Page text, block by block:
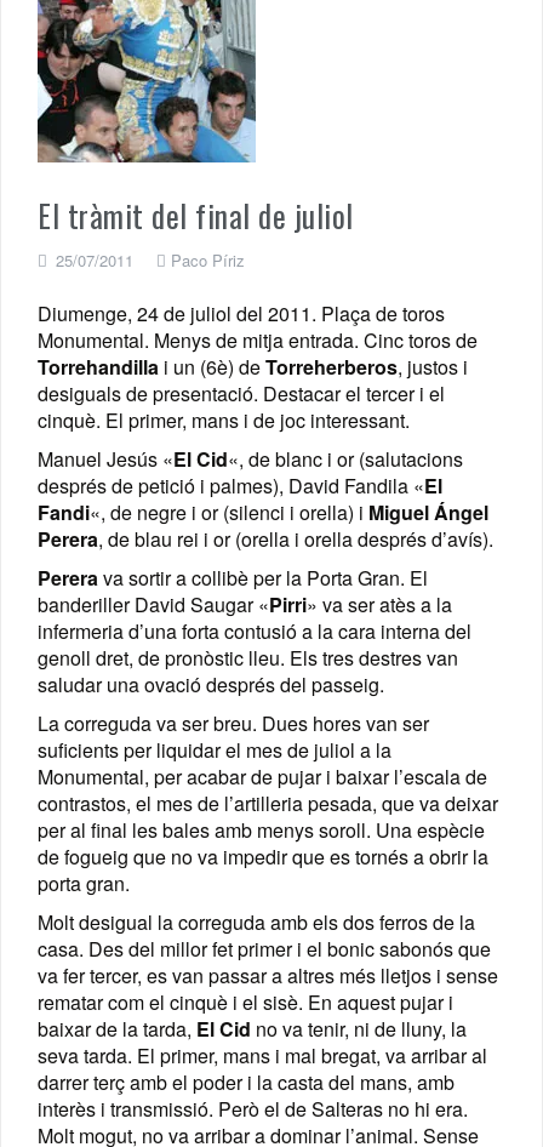
El tràmit del final de juliol
25/07/2011 Paco Píriz
Diumenge, 24 de juliol del 2011. Plaça de toros
Monumental. Menys de mitja entrada. Cinc toros de
Torrehandilla i un (6è) deTorreherberos, justos i
desiguals de presentació. Destacar el tercer i el
cinquè. El primer, mans i de joc interessant.
Manuel Jesús «El Cid«, de blanc i or (salutacions
després de petició i palmes), David Fandila «El
Fandi«, de negre i or (silenci i orella) i Miguel Ángel
Perera, de blau rei i or (orella i orella després d’avís).
Pererava sortir a collibè per la Porta Gran. El
banderiller David Saugar «Pirri» va ser atès a la
infermeria d’una forta contusió a la cara interna del
genoll dret, de pronòstic lleu. Els tres destres van
saludar una ovació després del passeig.
La correguda va ser breu. Dues hores van ser
suficients per liquidar el mes de juliol a la
Monumental, per acabar de pujar i baixar l’escala de
contrastos, el mes de l’artilleria pesada, que va deixar
per al final les bales amb menys soroll. Una espècie
de fogueig que no va impedir que es tornés a obrir la
porta gran.
Molt desigual la correguda amb els dos ferros de la
casa. Des del millor fet primer i el bonic sabonós que
va fer tercer, es van passar a altres més lletjos i sense
rematar com el cinquè i el sisè. En aquest pujar i
baixar de la tarda, El Cid no va tenir, ni de lluny, la
seva tarda. El primer, mans i mal bregat, va arribar al
darrer terç amb el poder i la casta del mans, amb
interès i transmissió. Però el de Salteras no hi era.
Molt mogut, no va arribar a dominar l’animal. Sense